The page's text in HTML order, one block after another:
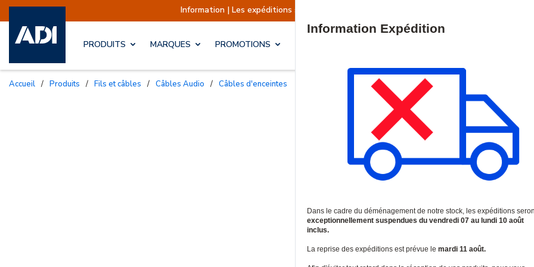
Information | Les expéditions sont actuellement suspendues Reprise prévue
PRODUITS MARQUES PROMOTIONS
Accueil / Produits / Fils et câbles / Câbles Audio / Câbles d'enceintes